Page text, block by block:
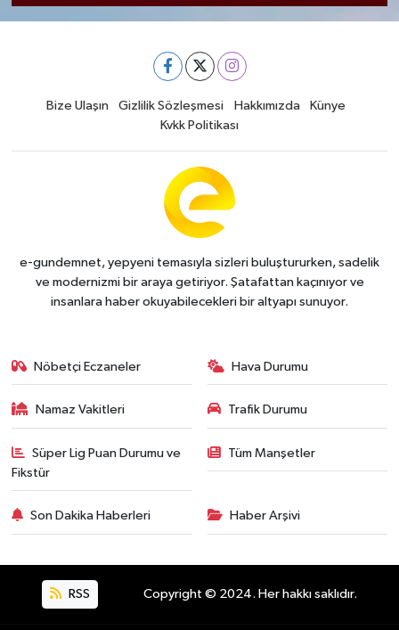
Bize Ulaşın Gizlilik Sözleşmesi Hakkımızda
Künye
Kvkk Politikası
e-gundemnet, yepyeni temasıyla sizleri buluştururken, sadelik
ve modernizmi bir araya getiriyor. Şatafattan kaçınıyor ve
insanlara haber okuyabilecekleri bir altyapı sunuyor.
Nöbetçi Eczaneler Hava Durumu
Namaz Vakitleri Trafik Durumu
Süper Lig Puan Durumu ve
Fikstür
Tüm Manşetler
Son Dakika Haberleri Haber Arşivi
RSS Copyright © 2024. Her hakkı saklıdır.